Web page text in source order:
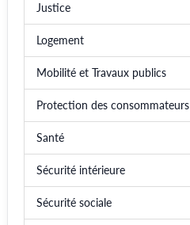
Justice
Logement
Mobilité et Travaux publics
Protection des consommateurs
Santé
Sécurité intérieure
Sécurité sociale